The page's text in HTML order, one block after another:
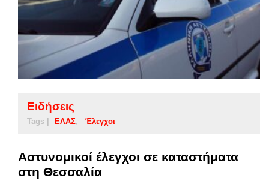
Ειδήσεις
Tags | ΕΛΑΣ Έλεγχοι
Αστυνομικοί έλεγχοι σε καταστήματα
στη Θεσσαλία